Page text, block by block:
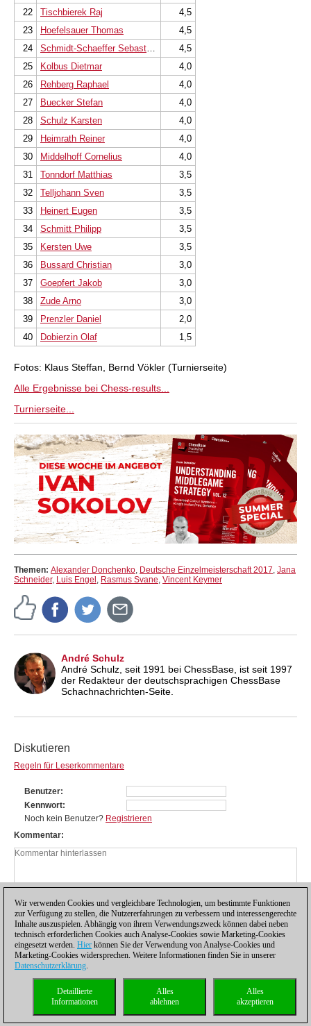
22
Tischbierek Raj
4,5
23
Hoefelsauer Thomas
4,5
24
Schmidt-Schaeffer Sebastian Dr.
4,5
25
Kolbus Dietmar
4,0
26
Rehberg Raphael
4,0
27
Buecker Stefan
4,0
28
Schulz Karsten
4,0
29
Heimrath Reiner
4,0
30
Middelhoff Cornelius
4,0
31
Tonndorf Matthias
3,5
32
Telljohann Sven
3,5
33
Heinert Eugen
3,5
34
Schmitt Philipp
3,5
35
Kersten Uwe
3,5
36
Bussard Christian
3,0
37
Goepfert Jakob
3,0
38
Zude Arno
3,0
39
Prenzler Daniel
2,0
40
Dobierzin Olaf 1,5
Fotos: Klaus Steffan, Bernd Vökler (Turnierseite)
Alle Ergebnisse bei Chess-results...
Turnierseite...
Themen: Alexander Donchenko, Deutsche Einzelmeisterschaft 2017, Jana
Schneider, Luis Engel , Rasmus Svane, Vincent Keymer
André Schulz
André Schulz, seit 1991 bei ChessBase, ist seit 1997
der Redakteur der deutschsprachigen ChessBase
Schachnachrichten-Seite.
Diskutieren
Regeln für Leserkommentare
Benutzer
Kennwort
Noch kein Benutzer? Registrieren
Kommentar
Datenschutzhinweis| Kontakt| |Lizenzen
Compliance Hotline|
coldest news
Wir verwenden Cookies und vergleichbare Technologien, um bestimmte Funktionen
zur Verfügung zu stellen, die Nutzererfahrungen zu verbessern und interessengerechte
Inhalte auszuspielen. Abhängig von ihrem Verwendungszweck können dabei neben
technisch erforderlichen Cookies auch Analyse-Cookies sowie Marketing-Cookies
eingesetzt werden. Hier können Sie der Verwendung von Analyse-Cookies und
Marketing-Cookies widersprechen. Weitere Informationen finden Sie in unserer
Datenschutzerklärung.
Alles
akzeptieren
Alles
ablehnen
Detaillierte
Informationen